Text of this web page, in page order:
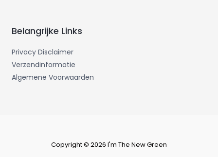
Belangrijke Links
Privacy Disclaimer
Verzendinformatie
Algemene Voorwaarden
Copyright © 2026 I'm The New Green